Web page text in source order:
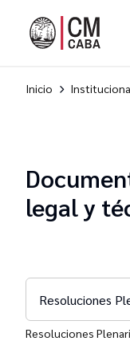
Inicio
legal y
Resoluciones
Resoluciones